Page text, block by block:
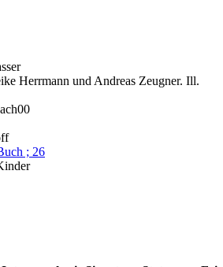
Herrmann und Andreas Zeugner. Ill.
; 26